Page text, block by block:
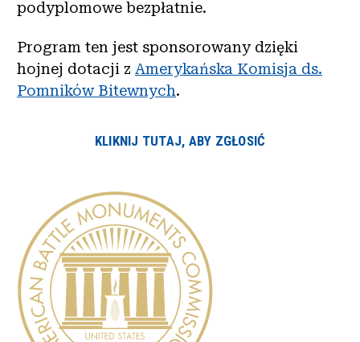
podyplomowe bezpłatnie.
Program ten jest sponsorowany dzięki
hojnej dotacji z Amerykańska Komisja ds.
Pomników Bitewnych.
KLIKNIJ TUTAJ, ABY ZGŁOSIĆ